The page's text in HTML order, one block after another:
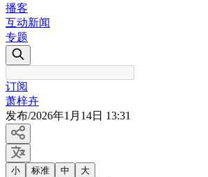
播客
互动新闻
专题
订阅
萧梓卉
发布/2026年1月14日 13:31
小 标准 中 大